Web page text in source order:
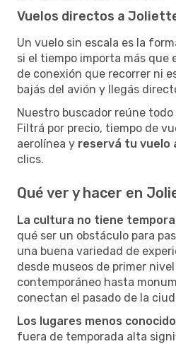
Vuelos directos a
Un vuelo sin escala es la
si el tiempo importa más que
de conexión que recorrer ni
bajás del avión y llegás
Nuestro buscador reúne
Filtrá por precio, tiempo de
aerolínea y reservá tu vuelo
clics.
Qué ver y hacer en
La cultura no tiene
qué ser un obstáculo para
una buena variedad de
desde museos de primer
contemporáneo hasta
conectan el pasado de la
Los lugares menos
fuera de temporada alta